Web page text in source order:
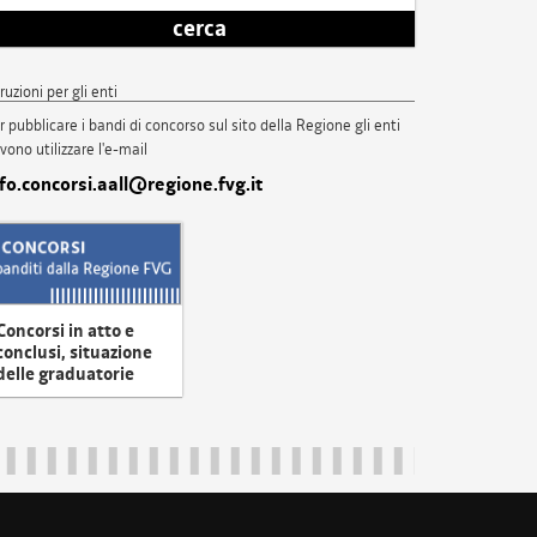
cerca
per gli enti
pubblicare i bandi di concorso sul sito della Regione gli enti
utilizzare l'e-mail
in atto e
situazione
graduatorie